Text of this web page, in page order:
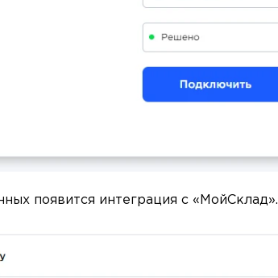
появится интеграция с «МойСклад».